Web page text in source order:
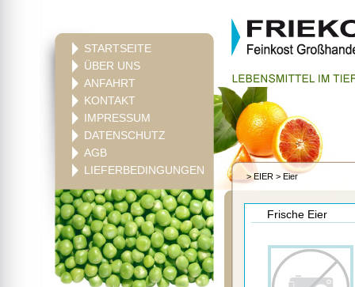
STARTSEITE
ÜBER UNS
ANFAHRT
KONTAKT
IMPRESSUM
DATENSCHUTZ
AGB
LIEFERBEDINGUNGEN
>EIER > Eier
Frische Eier